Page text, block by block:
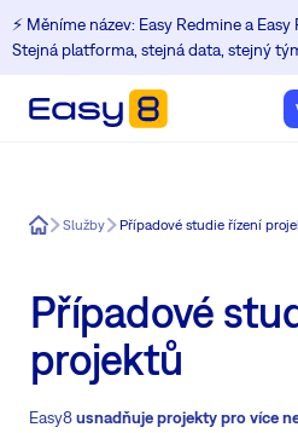
⚡️ Měníme název: Easy Redmine a
Stejná platforma, stejná data, stejný
Easy8Služby Případové studie řízení
Případové
projektů
Easy8usnadňuje projekty pro více